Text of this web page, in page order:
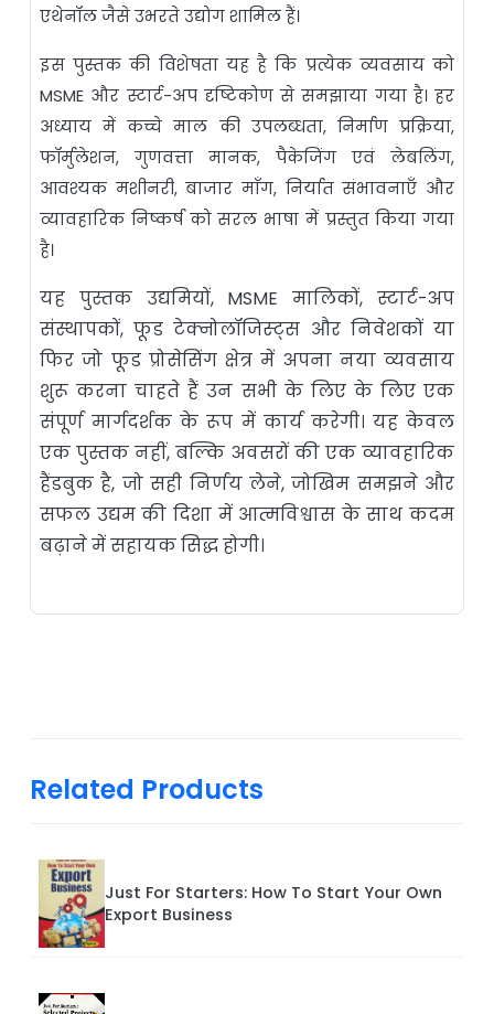
एथेनॉल जैसे उभरते उद्योग शामिल हैं।
इस पुस्तक की विशेषता यह है कि प्रत्येक व्यवसाय को
MSME और स्टार्ट-अप दृष्टिकोण से समझाया गया है। हर
अध्याय में कच्चे माल की उपलब्धता, निर्माण प्रक्रिया,
फॉर्मुलेशन, गुणवत्ता मानक, पैकेजिंग एवं लेबलिंग,
आवश्यक मशीनरी, बाजार माँग, निर्यात संभावनाएँ और
व्यावहारिक निष्कर्ष को सरल भाषा में प्रस्तुत किया गया
है।
यह पुस्तक उद्यमियों, MSME मालिकों, स्टार्ट-अप
संस्थापकों, फूड टेक्नोलॉजिस्ट्स और निवेशकों या
फिर जो फूड प्रोसेसिंग क्षेत्र में अपना नया व्यवसाय
शुरू करना चाहते हैं उन सभी के लिए के लिए एक
संपूर्ण मार्गदर्शक के रूप में कार्य करेगी। यह केवल
एक पुस्तक नहीं, बल्कि अवसरों की एक व्यावहारिक
हैंडबुक है, जो सही निर्णय लेने, जोखिम समझने और
सफल उद्यम की दिशा में आत्मविश्वास के साथ कदम
बढ़ाने में सहायक सिद्ध होगी।
Related Products
Just For Starters: How To Start Your Own
Export Business